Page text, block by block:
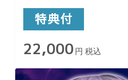
22,000 円 税込